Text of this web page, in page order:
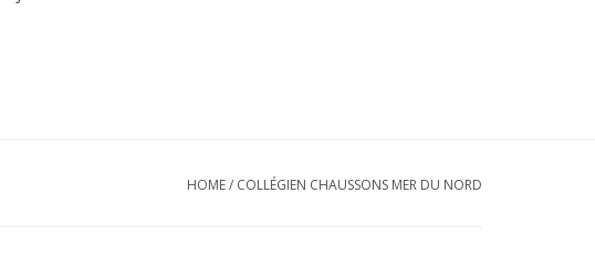
HOME/ COLLÉGIEN CHAUSSONS MER DU NORD